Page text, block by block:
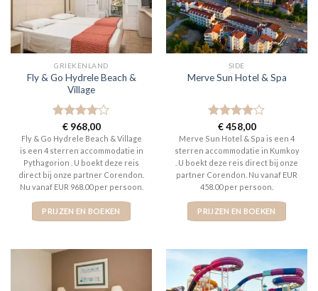
GRIEKENLAND
Fly & Go Hydrele Beach &
Village
Gewaardeerd
4uit 5
€968,00
Fly & Go Hydrele Beach & Village
is een 4 sterren accommodatie in
Pythagorion . U boekt deze reis
direct bij onze partner Corendon.
Nu vanaf EUR 968.00 per persoon.
PRIJZEN EN BOEKEN
SIDE
Merve Sun Hotel & Spa
Gewaardeerd
4uit 5
€458,00
Merve Sun Hotel & Spa is een 4
sterren accommodatie in Kumkoy
. U boekt deze reis direct bij onze
partner Corendon. Nu vanaf EUR
458.00 per persoon.
PRIJZEN EN BOEKEN